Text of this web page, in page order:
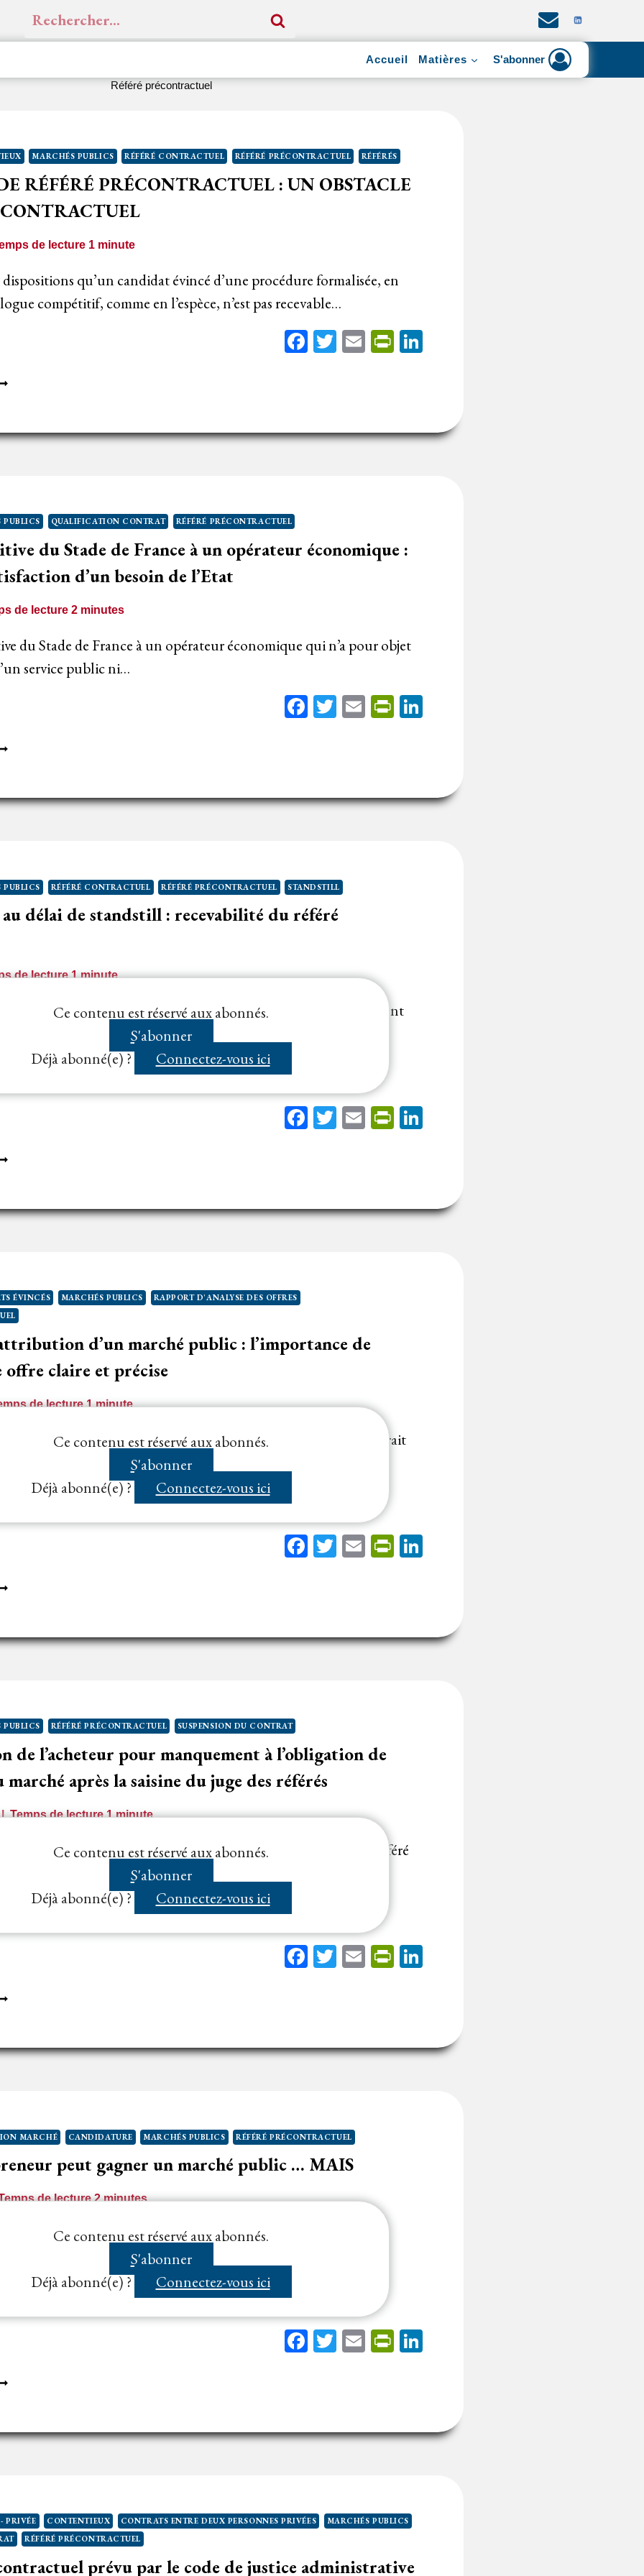
Rechercher :
Accueil Matières S'abonner
Référé précontractuel
MARCHÉS PUBLICS RÉFÉRÉ CONTRACTUEL RÉFÉRÉ PRÉCONTRACTUEL RÉFÉRÉS
RÉFÉRÉ PRÉCONTRACTUEL : UN OBSTACLE
de lecture 1 minute
qu’un candidat évincé d’une procédure formalisée, en
compétitif, comme en l’espèce, n’est pas recevable…
Facebook
Twitter
EmailPrintFriendly
LinkedIn
PUBLICS QUALIFICATION CONTRAT RÉFÉRÉ PRÉCONTRACTUEL
du Stade de France à un opérateur économique :
d’un besoin de l’Etat
de lecture 2 minutes
du Stade de France à un opérateur économique qui n’a pour objet
service public ni…
Facebook
Twitter
EmailPrintFriendly
LinkedIn
PUBLICS RÉFÉRÉ CONTRACTUEL RÉFÉRÉ PRÉCONTRACTUEL STANDSTILL
délai de standstill : recevabilité du référé
de lecture1minute
du délai de suspension du marché public, communément
ferme la voie du référé précontractuel, même…...
Ce contenu est réservé aux abonnés.
S'abonner
Déjà abonné(e) ?
Connectez-vous ici
Facebook
Twitter
EmailPrintFriendly
LinkedIn
ÉVINCÉS MARCHÉS PUBLICS
RAPPORT D'ANALYSE DES OFFRES
d’un marché public : l’importance de
offre claire et précise
de lecture1minute
qui s’est montré imprécis et approximatif dans son offre ne saurait
que le pouvoir adjudicateur, en rejetant son…...
Ce contenu est réservé aux abonnés.
S'abonner
Déjà abonné(e) ?
Connectez-vous ici
Facebook
Twitter
EmailPrintFriendly
LinkedIn
PUBLICS RÉFÉRÉ PRÉCONTRACTUEL SUSPENSION DU CONTRAT
de l’acheteur pour manquement à l’obligation de
marché après la saisine du juge des référés
Temps de lecture1minute
de signer le marché public après avoir eu connaissance du référé
contestation de la procédure de…...
Ce contenu est réservé aux abonnés.
S'abonner
Déjà abonné(e) ?
Connectez-vous ici
Facebook
Twitter
EmailPrintFriendly
LinkedIn
MARCHÉ CANDIDATURE MARCHÉS PUBLICS RÉFÉRÉ PRÉCONTRACTUEL
peut gagner un marché public … MAIS
de lecture2minutes
L. 1220-1 du Code de la commande publique : « Est un
toute personne physique ou morale,…...
Ce contenu est réservé aux abonnés.
S'abonner
Déjà abonné(e) ?
Connectez-vous ici
Facebook
Twitter
EmailPrintFriendly
LinkedIn
PRIVÉE CONTENTIEUX CONTRATS ENTRE DEUX PERSONNES PRIVÉES
MARCHÉS PUBLICS
RÉFÉRÉ PRÉCONTRACTUEL
prévu par le code de justice administrative